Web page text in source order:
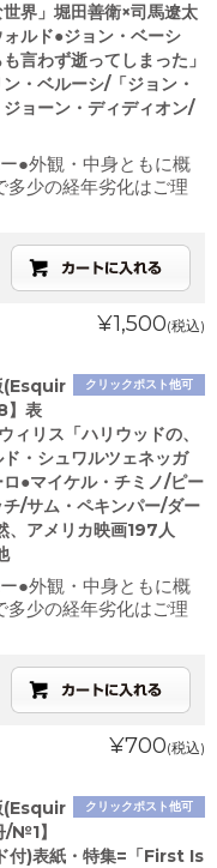
世界」堀田善衛×司馬遼太
ルド●ジョン・ベーシ
言わず逝ってしまった」
・ベルーシ/「ジョン・
ョーン・ディディオン/
●外観・中身ともに概
少の経年劣化はご理
¥1,500(税込)
クリックポスト他可
(Esquir
】表
ィリス「ハリウッドの、
・シュワルツェネッガ
●マイケル・チミノ/ピー
/サム・ペキンパー/ダー
、アメリカ映画197人
●外観・中身ともに概
少の経年劣化はご理
¥700(税込)
クリックポスト他可
(Esquir
№1】
付)表紙・特集=「First Is